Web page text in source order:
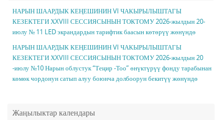
НАРЫН ШААРДЫК КЕҢЕШИНИН VI ЧАКЫРЫЛЫШТАГЫ
КЕЗЕКТЕГИ ХXVIII СЕССИЯСЫНЫН ТОКТОМУ 2026-жылдын 20-
июлу № 11 LED экрандардын тарифтик баасын көтөрүү жөнүндө
НАРЫН ШААРДЫК КЕҢЕШИНИН VI ЧАКЫРЫЛЫШТАГЫ
КЕЗЕКТЕГИ ХXVIII СЕССИЯСЫНЫН ТОКТОМУ 2026-жылдын 20
-июлу №10 Нарын облустук “Теңир -Тоо” өнүктүрүү фонду тарабынан
көмөк чордонун сатып алуу боюнча долбоорун бекитүү жөнүндө
Жаңылыктар календары